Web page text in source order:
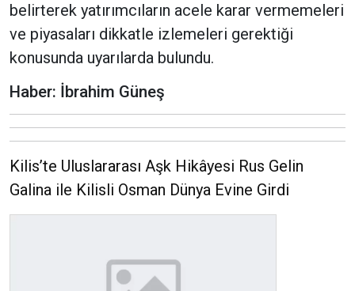
belirterek yatırımcıların acele karar vermemeleri
ve piyasaları dikkatle izlemeleri gerektiği
konusunda uyarılarda bulundu.
Haber: İbrahim Güneş
Kilis’te Uluslararası Aşk Hikâyesi Rus Gelin
Galina ile Kilisli Osman Dünya Evine Girdi